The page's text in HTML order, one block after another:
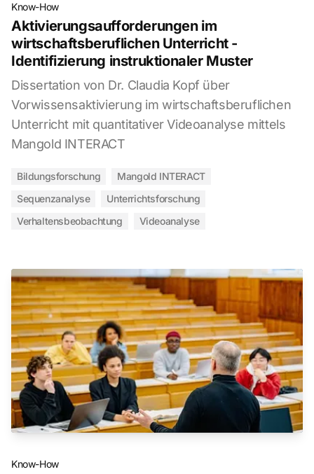
Know-How
Aktivierungsaufforderungen im
wirtschaftsberuflichen Unterricht -
Identifizierung instruktionaler Muster
Dissertation von Dr. Claudia Kopf über
Vorwissensaktivierung im wirtschaftsberuflichen
Unterricht mit quantitativer Videoanalyse mittels
Mangold INTERACT
Bildungsforschung
Mangold INTERACT
Sequenzanalyse
Unterrichtsforschung
Verhaltensbeobachtung
Videoanalyse
Know-How